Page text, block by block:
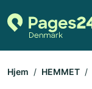
Hjem HEMMET